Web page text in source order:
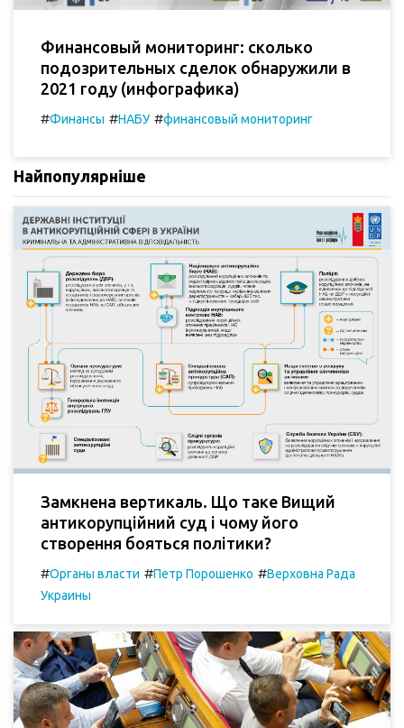
Финансовый мониторинг: сколько
подозрительных сделок обнаружили в
2021 году (инфографика)
#Финансы #НАБУ #финансовый мониторинг
Найпопулярніше
Замкнена вертикаль. Що таке Вищий
антикорупційний суд і чому його
створення бояться політики?
#Органы власти #Петр Порошенко #Верховна Рада
Украины